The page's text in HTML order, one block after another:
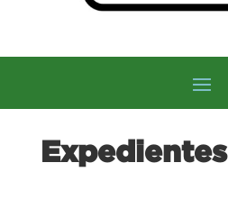
Expedientes